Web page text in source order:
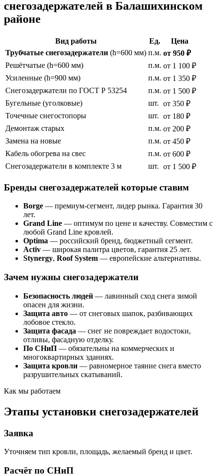
снегозадержателей в Балашихинском
районе
Вид работы Ед.
Цена
Трубчатые снегозадержатели (h=600 мм) п.м. от 950 ₽
Решётчатые (h=600 мм)
п.м. от 1 100 ₽
Усиленные (h=900 мм)
п.м. от 1 350 ₽
Снегозадержатели по ГОСТ Р 53254
п.м. от 1 500 ₽
Бугельные (уголковые)
шт. от 350 ₽
Точечные снегостопоры
шт. от 180 ₽
Демонтаж старых
п.м. от 200 ₽
Замена на новые
п.м. от 450 ₽
Кабель обогрева на свес
п.м. от 600 ₽
Снегозадержатели в комплекте 3 м
шт. от 1 500 ₽
Бренды снегозадержателей которые ставим
Borge — премиум-сегмент, лидер рынка. Гарантия 30
лет.
Grand Line — оптимум по цене и качеству. Совместим с
любой Grand Line кровлей.
Optima — российский бренд, бюджетный сегмент.
Activ — широкая палитра цветов, гарантия 25 лет.
Stynergy, Roof System — европейские альтернативы.
Зачем нужны снегозадержатели
Безопасность людей — лавинный сход снега зимой
опасен для жизни.
Защита авто — от снеговых шапок, разбивающих
лобовое стекло.
Защита фасада — снег не повреждает водостоки,
отливы, фасадную отделку.
По СНиП — обязательны на коммерческих и
многоквартирных зданиях.
Защита кровли — равномерное таяние снега вместо
разрушительных скатываний.
Как мы работаем
Этапы установки снегозадержателей
Заявка
Уточняем тип кровли, площадь, желаемый бренд и цвет.
Расчёт по СНиП